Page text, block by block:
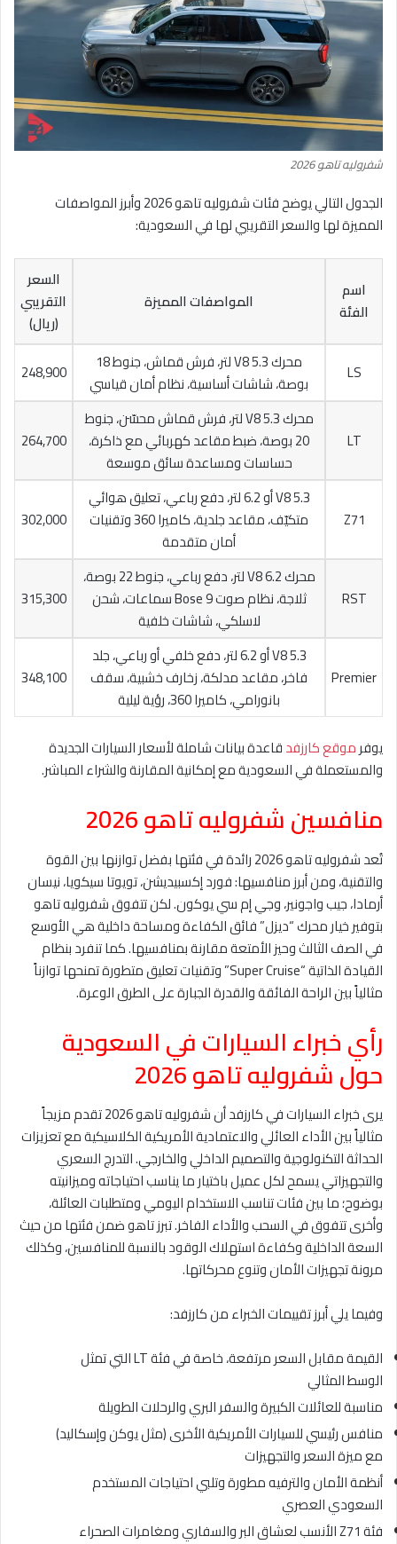
شفروليه تاهو 2026
الجدول التالي يوضح فئات شفروليه تاهو 2026 وأبرز المواصفات
المميزة لها والسعر التقريبي لها في السعودية:
اسم
الفئة
المواصفات المميزة
السعر
التقريبي
(ريال)
LS
محرك V8 5.3 لتر، فرش قماش، جنوط 18
بوصة، شاشات أساسية، نظام أمان قياسي
248,900
LT
محرك V8 5.3 لتر، فرش قماش محسّن، جنوط
20 بوصة، ضبط مقاعد كهربائي مع ذاكرة،
حساسات ومساعدة سائق موسعة
264,700
Z71
V8 5.3 أو 6.2 لتر، دفع رباعي، تعليق هوائي
متكيّف، مقاعد جلدية، كاميرا 360 وتقنيات
أمان متقدمة
302,000
RST
محرك V8 6.2 لتر، دفع رباعي، جنوط 22 بوصة،
ثلاجة، نظام صوت Bose 9 سماعات، شحن
لاسلكي، شاشات خلفية
315,300
Premier
V8 5.3 أو 6.2 لتر، دفع خلفي أو رباعي، جلد
فاخر، مقاعد مدلكة، زخارف خشبية، سقف
بانورامي، كاميرا 360، رؤية ليلية
348,100
يوفرموقع كارزفدقاعدة بيانات شاملة لأسعار السيارات الجديدة
والمستعملة في السعودية مع إمكانية المقارنة والشراء المباشر.
منافسين شفروليه تاهو 2026
تُعد شفروليه تاهو 2026 رائدة في فئتها بفضل توازنها بين القوة
والتقنية، ومن أبرز منافسيها: فورد إكسبيديشن، تويوتا سيكويا، نيسان
أرمادا، جيب واجونير، وجي إم سي يوكون. لكن تتفوق شفروليه تاهو
بتوفير خيار محرك “ديزل” فائق الكفاءة ومساحة داخلية هي الأوسع
في الصف الثالث وحيز الأمتعة مقارنة بمنافسيها. كما تنفرد بنظام
القيادة الذاتية “Super Cruise” وتقنيات تعليق متطورة تمنحها توازناً
مثالياً بين الراحة الفائقة والقدرة الجبارة على الطرق الوعرة.
رأي خبراء السيارات في السعودية
حول شفروليه تاهو 2026
يرى خبراء السيارات في كارزفد أن شفروليه تاهو 2026 تقدم مزيجاً
مثالياً بين الأداء العائلي والاعتمادية الأمريكية الكلاسيكية مع تعزيزات
الحداثة التكنولوجية والتصميم الداخلي والخارجي. التدرج السعري
والتجهيزاتي يسمح لكل عميل باختيار ما يناسب احتياجاته وميزانيته
بوضوح؛ ما بين فئات تناسب الاستخدام اليومي ومتطلبات العائلة،
وأخرى تتفوق في السحب والأداء الفاخر. تبرز تاهو ضمن فئتها من حيث
السعة الداخلية وكفاءة استهلاك الوقود بالنسبة للمنافسين، وكذلك
مرونة تجهيزات الأمان وتنوع محركاتها.
وفيما يلي أبرز تقييمات الخبراء من كارزفد:
القيمة مقابل السعر مرتفعة، خاصة في فئة LT التي تمثل
الوسط المثالي
مناسبة للعائلات الكبيرة والسفر البري والرحلات الطويلة
منافس رئيسي للسيارات الأمريكية الأخرى (مثل يوكن وإسكاليد)
مع ميزة السعر والتجهيزات
أنظمة الأمان والترفيه مطورة وتلبي احتياجات المستخدم
السعودي العصري
فئة Z71 الأنسب لعشاق البر والسفاري ومغامرات الصحراء